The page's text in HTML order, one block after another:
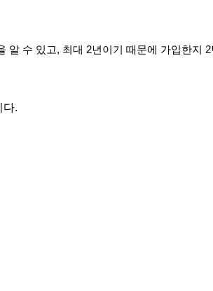
알 수 있고, 최대 2년이기 때문에 가입한지
다.